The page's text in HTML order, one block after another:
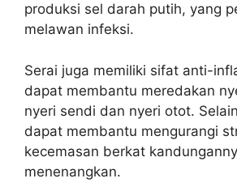
produksi sel darah putih, yang
melawan infeksi.
Serai juga memiliki sifat anti-
dapat membantu meredakan
nyeri sendi dan nyeri otot.
dapat membantu mengurangi
kecemasan berkat
menenangkan.